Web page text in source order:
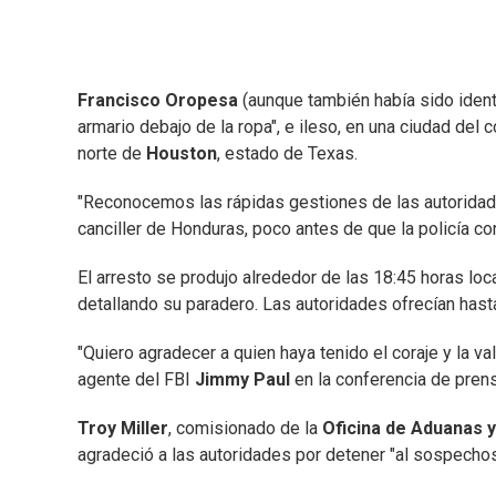
Francisco Oropesa (aunque también había sido
armario debajo de la ropa", e ileso, en una ciudad del
norte de Houston, estado de Texas.
"Reconocemos las rápidas gestiones de las
canciller de Honduras, poco antes de que la policía
El arresto se produjo alrededor de las 18:45 horas
detallando su paradero. Las autoridades ofrecían
"Quiero agradecer a quien haya tenido el coraje y la
agente del FBI Jimmy Paul en la conferencia de
Troy Miller, comisionado de la Oficina de Aduanas
agradeció a las autoridades por detener "al